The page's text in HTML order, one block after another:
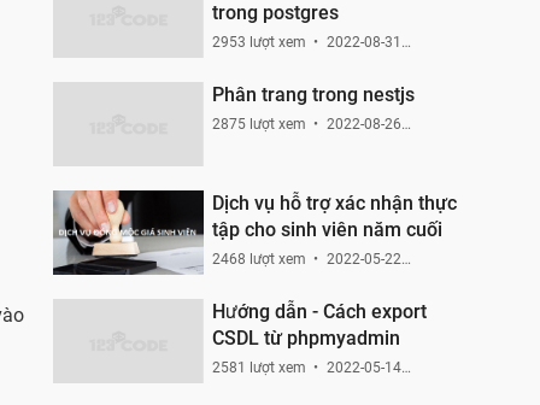
trong postgres
2953 lượt xem
2022-08-31
Phân trang trong nestjs
2875 lượt xem
2022-08-26
Dịch vụ hỗ trợ xác nhận thực
tập cho sinh viên năm cuối
2468 lượt xem
2022-05-22
Hướng dẫn - Cách export
CSDL từ phpmyadmin
2581 lượt xem
2022-05-14